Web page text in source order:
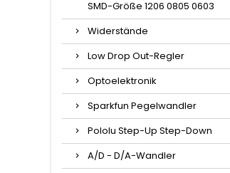
SMD-Größe 1206 0805 0603
Widerstände
Low Drop Out-Regler
Optoelektronik
Sparkfun Pegelwandler
Pololu Step-Up Step-Down
A/D - D/A-Wandler